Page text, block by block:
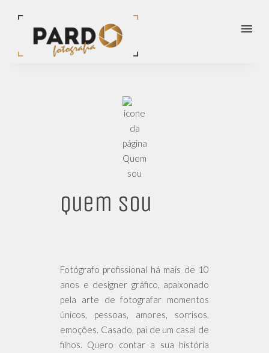
menu
Quem sou
Fotógrafo profissional há mais de 10
anos e designer gráfico, apaixonado
pela arte de fotografar momentos
únicos, pessoas, amores, sorrisos,
emoções. Casado, pai de um casal de
filhos. Quero contar a sua história